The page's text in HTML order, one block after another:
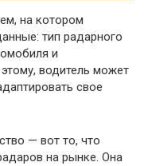
на котором
тип радарного
и
водитель может
свое
— вот то, что
на рынке. Она